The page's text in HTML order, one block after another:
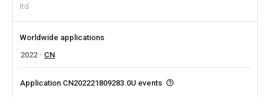
ltd
Worldwide applications
2022
CN
Application CN202221809283.0U events